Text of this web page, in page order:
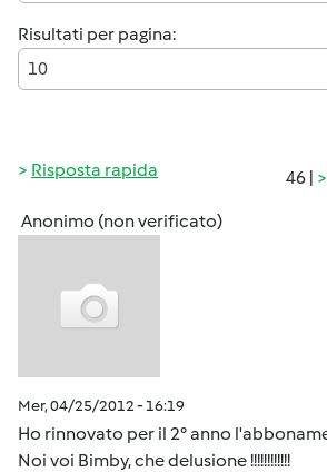
Risultati per pagina:
10
46 |
Risposta rapida
Anonimo (non verificato)
Mer, 04/25/2012 - 16:19
Ho rinnovato per il 2° anno
Noi voi Bimby, che delusione !!!!!!!!!!!!